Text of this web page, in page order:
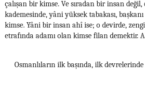
çalışan bir kimse. Ve sıradan bir insan
kademesinde, yâni yüksek tabakası,
kimse. Yâni bir insan ahî ise; o devirde,
etrafında adamı olan kimse filan demektir.
Osmanlıların ilk başında, ilk devrelerinde